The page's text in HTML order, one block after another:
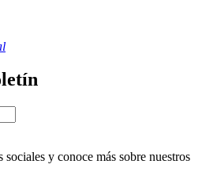
sociales y conoce más sobre nuestros